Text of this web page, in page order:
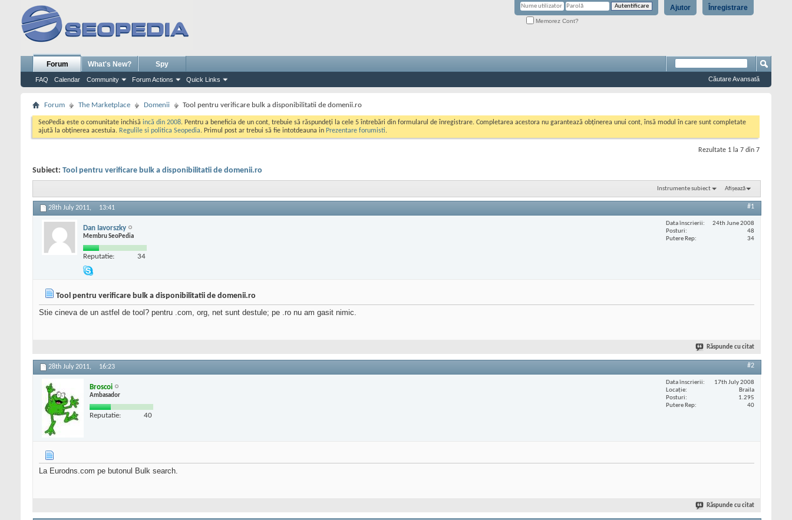
Înregistrare
Ajutor
Memorez Cont?
Forum
FAQ Calendar Community Forum Actions Quick Links
What's New? Spy
Căutare Avansată
Forum The Marketplace Domenii Tool pentru verificare bulk a disponibilitatii de domenii.ro
SeoPedia este o comunitate inchisă incă din 2008. Pentru a beneficia de un cont, trebuie să răspundeți la cele 5 întrebări din formularul de înregistrare. Completarea acestora nu garantează obținerea unui cont, însă modul în care sunt completate
ajută la obținerea acestuia. Regulile si politica Seopedia. Primul post ar trebui să fie intotdeauna in Prezentare forumisti.
Rezultate 1 la 7 din 7
Subiect: Tool pentru verificare bulk a disponibilitatii de domenii.ro
Instrumente subiect Afișează
28th July 2011, 13:41 #1
Dan Iavorszky
Membru SeoPedia
Reputatie: 34
Data înscrierii
24th June 2008
Posturi
48
Putere Rep
34
Tool pentru verificare bulk a disponibilitatii de domenii.ro
Stie cineva de un astfel de tool? pentru .com, org, net sunt destule; pe .ro nu am gasit nimic.
Răspunde cu citat
28th July 2011, 16:23 #2
Broscoi
Ambasador
Reputatie: 40
Data înscrierii
17th July 2008
Locaţie
Braila
Posturi
1.295
Putere Rep
40
La Eurodns.com pe butonul Bulk search.
Răspunde cu citat